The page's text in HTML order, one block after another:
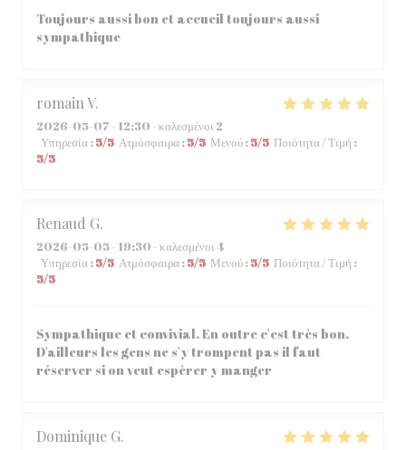
Toujours aussi bon et accueil toujours aussi
sympathique
romainV
2026-05-07 - 12:30 - καλεσμένοι 2
Υπηρεσία:5/5 Ατμόσφαιρα:5/5 Μενού:5/5 Ποιότητα / Τιμή :
5/5
Renaud G
2026-05-05- 19:30 - καλεσμένοι 4
Υπηρεσία:5/5 Ατμόσφαιρα:5/5 Μενού:5/5 Ποιότητα / Τιμή :
5/5
Sympathique et convivial. En outre c'est très bon.
D'ailleurs les gens ne s'y trompent pas il faut
réserver si on veut espèrer y manger
Dominique G